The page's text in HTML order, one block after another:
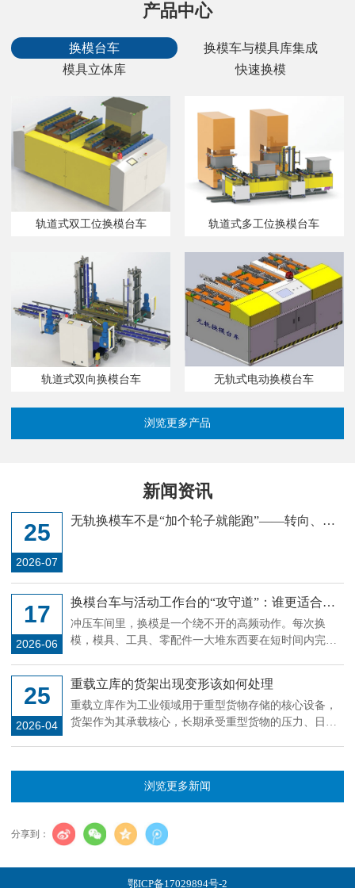
产品中心
换模台车
换模车与模具库集成
模具立体库
快速换模
轨道式双工位换模台车 轨道式多工位换模台车
轨道式双向换模台车 无轨式电动换模台车
浏览更多产品
新闻资讯
25
2026-07
无轨换模车不是“加个轮子就能跑”——转向、定
17
2026-06
换模台车与活动工作台的“攻守道”：谁更适合你
的冲压线?
冲压车间里，换模是一个绕不开的高频动作。每次换
模，模具、工具、零配件一大堆东西要在短时间内完成
厂在选型时容易陷入一个误区：觉得贵的就是对的，或
者别人用什么自己就跟什么。其实这两种设备的适用场
景差异很大，选错了不但省不了时间，反而添堵。
25
2026-04
重载立库的货架出现变形该如何处理
重载立库作为工业领域用于重型货物存储的核心设备，
货架作为其承载核心，长期承受重型货物的压力、日常
物倾倒、货架坍塌等安全隐患，影响立库正常运行。因
此，掌握科学的变形处理方法，及时排查整改，是保障
重载立库安全、稳定运行的关键，处理过程需遵循“先排
查、再评估、后处理”的原则，结合变形程度采取针对性
措施。
浏览更多新闻
分享到：
鄂ICP备17029894号-2